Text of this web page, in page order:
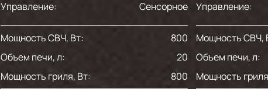
Управление: Сенсорное
Мощность СВЧ, Вт:
800
Объем печи, л:
20
Мощность гриля, Вт:
800
Управление:
Мощность СВЧ,
Объем печи, л:
Мощность